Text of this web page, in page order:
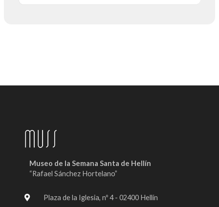
Museo de la Semana Santa de Hellín
“Rafael Sánchez Hortelano”
Plaza de la Iglesia, nº 4 - 02400 Hellín